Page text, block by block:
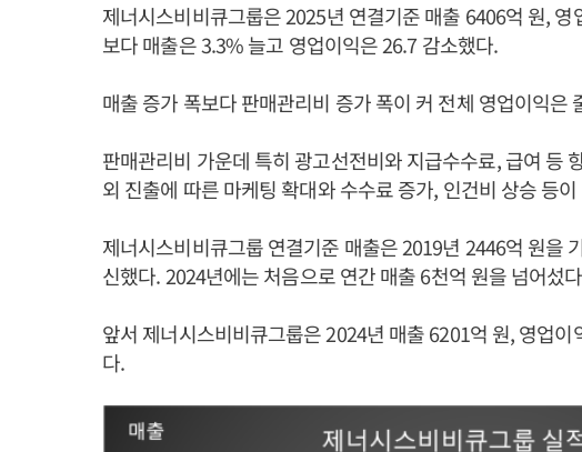
제너시스비비큐그룹은 2025년 연결기준 매출 6406억 원,
보다 매출은 3.3% 늘고 영업이익은 26.7 감소했다.
매출 증가 폭보다 판매관리비 증가 폭이 커 전체 영업이익은
판매관리비 가운데 특히 광고선전비와 지급수수료, 급여 등
외 진출에 따른 마케팅 확대와 수수료 증가, 인건비 상승 등
제너시스비비큐그룹 연결기준 매출은 2019년 2446억 원을
신했다. 2024년에는 처음으로 연간 매출 6천억 원을 넘어섰
앞서 제너시스비비큐그룹은 2024년 매출 6201억 원, 영업
다.